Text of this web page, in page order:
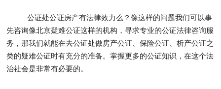
公证处公证房产有法律效力么？像这样的问题我们可以事
先咨询像北京疑难公证这样的机构，寻求专业的公证法律咨询服
务，那我们就能在去公证处做房产公证、保险公证、析产公证之
类的疑难公证时有充分的准备。掌握更多的公证知识，在这个法
治社会是非常有必要的。